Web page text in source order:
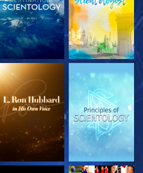
VERKEN DE SERIE VERKEN DE SERIE